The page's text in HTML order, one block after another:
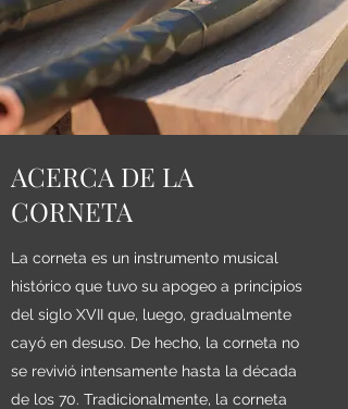
ACERCA DE LA
CORNETA
La corneta es un instrumento musical
histórico que tuvo su apogeo a principios
del siglo XVII que, luego, gradualmente
cayó en desuso. De hecho, la corneta no
se revivió intensamente hasta la década
de los 70. Tradicionalmente, la corneta